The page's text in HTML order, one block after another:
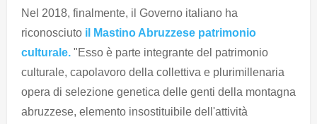
Nel 2018, finalmente, il Governo italiano ha
riconosciuto il Mastino Abruzzese patrimonio
culturale. "Esso è parte integrante del patrimonio
culturale, capolavoro della collettiva e plurimillenaria
opera di selezione genetica delle genti della montagna
abruzzese, elemento insostituibile dell'attività